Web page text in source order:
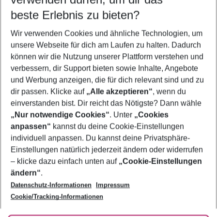
5-8 Nächte
2 Erwachsene Keine Kinder
Mehr Filter anzeigen
Footer
Footer navigation
Über uns
AGB
Bestpreisgarantie
Cookie-Einstellungen ändern
Cookie-Richtlinie
Agenturbetreuung
Barrierefreies Reisen
Folge uns
beste Erlebnis zu bieten?
Wir verwenden Cookies und ähnliche Technologien, um
unsere Webseite für dich am Laufen zu halten. Dadurch
können wir die Nutzung unserer Plattform verstehen und
verbessern, dir Support bieten sowie Inhalte, Angebote
und Werbung anzeigen, die für dich relevant sind und zu
dir passen. Klicke auf „Alle akzeptieren“, wenn du
einverstanden bist. Dir reicht das Nötigste? Dann wähle
„Nur notwendige Cookies“. Unter „Cookies
anpassen“ kannst du deine Cookie-Einstellungen
individuell anpassen. Du kannst deine Privatsphäre-
Einstellungen natürlich jederzeit ändern oder widerrufen
– klicke dazu einfach unten auf „Cookie-Einstellungen
ändern“.
Datenschutz-Informationen
Impressum
Cookie/Tracking-Informationen